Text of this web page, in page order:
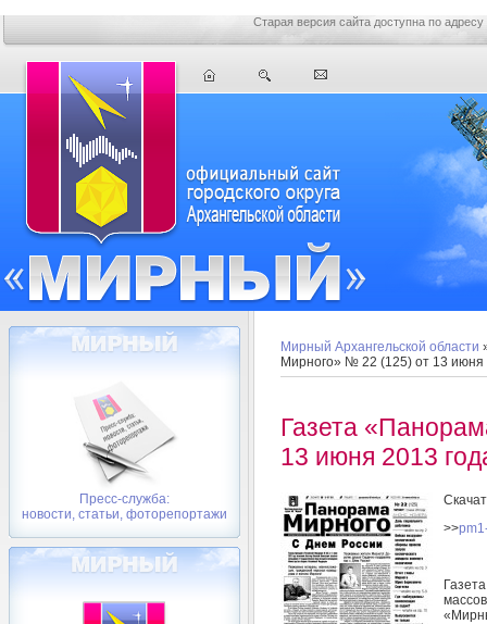
Старая версия сайта доступна по адресу
Пресс-служба:
новости, статьи, фоторепортажи
Мирный Архангельской области
Мирного» № 22 (125) от 13 июня
Газета
13 июня 2013
>>